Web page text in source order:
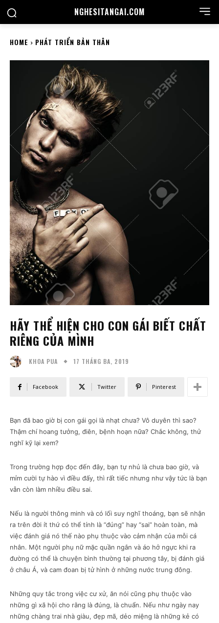
NGHESITANGAI.COM
HOME PHÁT TRIỂN BẢN THÂN
HÃY THỂ HIỆN CHO CON GÁI BIẾT CHẤT
RIÊNG CỦA MÌNH
KHOA PUA 17 THÁNG BA, 2019
Facebook Twitter Pinterest
Bạn đã bao giờ bị con gái gọi là nhạt chưa? Vô duyên thì sao?
Thậm chí hoang tưởng, điên, bệnh hoạn nữa? Chắc không, thử
nghĩ kỹ lại xem?
Trong trường hợp đọc đến đây, bạn tự nhủ là chưa bao giờ, và
mỉm cười tự hào vì điều đấy, thì rất tiếc nhưng như vậy tức là bạn
vẫn còn làm nhiều điều sai.
Nếu là người thông minh và có lối suy nghĩ thoáng, bạn sẽ nhận
ra trên đời ít thứ có thể tính là “đúng” hay “sai” hoàn toàn, mà
việc đánh giá nó thế nào phụ thuộc vào cảm nhận của mỗi cá
nhân. Một người phụ nữ mặc quần ngắn và áo hở ngực khi ra
đường có thể là chuyện bình thường tại phương tây, bị đánh giá
ở châu Á, và cam đoan bị tử hình ở những nước trung đông.
Những quy tắc trong việc cư xử, ăn nói cũng phụ thuộc vào
những gì xã hội cho rằng là đúng, là chuẩn. Nếu như ngày nay
những chàng trai nhà giàu, đẹp mã, dẻo miệng là những kẻ có